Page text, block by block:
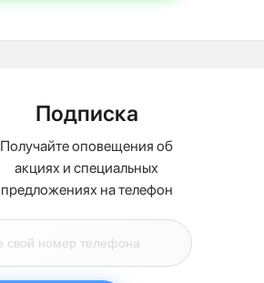
Подписка
Получайте оповещения об
акциях и специальных
предложениях на телефон